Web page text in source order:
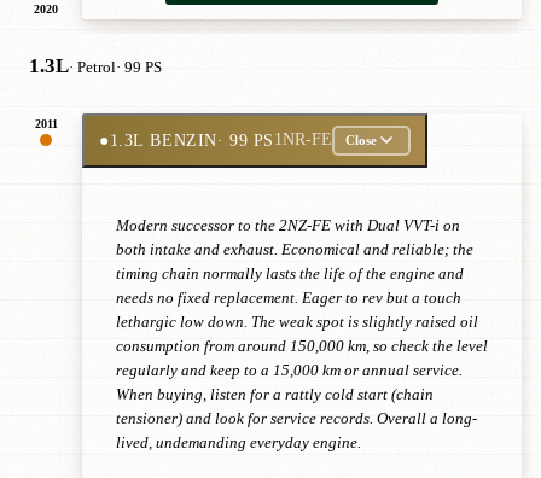
2020
1.3L· Petrol· 99 PS
2011
●1.3L BENZIN· 99 PS 1NR-FE Close
Modern successor to the 2NZ-FE with Dual VVT-i on
both intake and exhaust. Economical and reliable; the
timing chain normally lasts the life of the engine and
needs no fixed replacement. Eager to rev but a touch
lethargic low down. The weak spot is slightly raised oil
consumption from around 150,000 km, so check the level
regularly and keep to a 15,000 km or annual service.
When buying, listen for a rattly cold start (chain
tensioner) and look for service records. Overall a long-
lived, undemanding everyday engine.